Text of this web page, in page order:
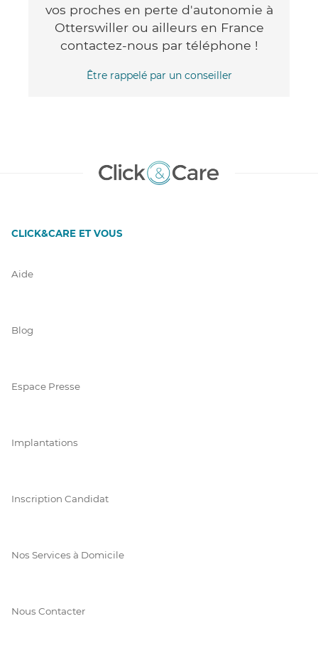
vos proches en perte d'autonomie à
Otterswiller ou ailleurs en France
contactez-nous par téléphone !
Être rappelé par un conseiller
CLICK&CARE ET VOUS
Aide
Blog
Espace Presse
Implantations
Inscription Candidat
Nos Services à Domicile
Nous Contacter